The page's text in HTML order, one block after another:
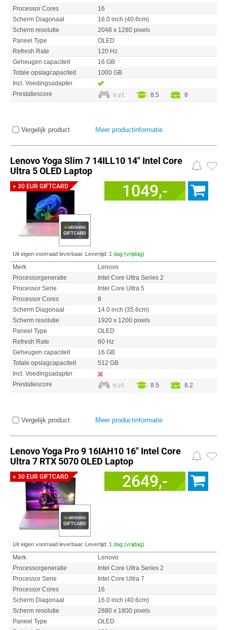
Processor Cores
16
Scherm Diagonaal
16.0 inch (40.6cm)
Scherm resolutie
2048 x 1280 pixels
Paneel Type
OLED
Refresh Rate
120 Hz
Geheugen capaciteit
16 GB
Totale opslagcapaciteit
1000 GB
Incl. Voedingsadapter
Prestatiescore
n.v.t. 8.5 8
Vergelijk product Meer productinformatie
Lenovo Yoga Slim 7 14ILL10 14" Intel Core
Ultra 5 OLED Laptop
+ 30 EUR GIFTCARD 1049,-
Uit eigen voorraad leverbaar. Levertijd: 1 dag (vrijdag)
Merk
Lenovo
Processorgeneratie
Intel Core Ultra Series 2
Processor Serie
Intel Core Ultra 5
Processor Cores
8
Scherm Diagonaal
14.0 inch (35.6cm)
Scherm resolutie
1920 x 1200 pixels
Paneel Type
OLED
Refresh Rate
60 Hz
Geheugen capaciteit
16 GB
Totale opslagcapaciteit
512 GB
Incl. Voedingsadapter
Prestatiescore
n.v.t. 8.5 8.2
Vergelijk product Meer productinformatie
Lenovo Yoga Pro 9 16IAH10 16" Intel Core
Ultra 7 RTX 5070 OLED Laptop
+ 30 EUR GIFTCARD 2649,-
Uit eigen voorraad leverbaar. Levertijd: 1 dag (vrijdag)
Merk
Lenovo
Processorgeneratie
Intel Core Ultra Series 2
Processor Serie
Intel Core Ultra 7
Processor Cores
16
Scherm Diagonaal
16.0 inch (40.6cm)
Scherm resolutie
2880 x 1800 pixels
Paneel Type
OLED